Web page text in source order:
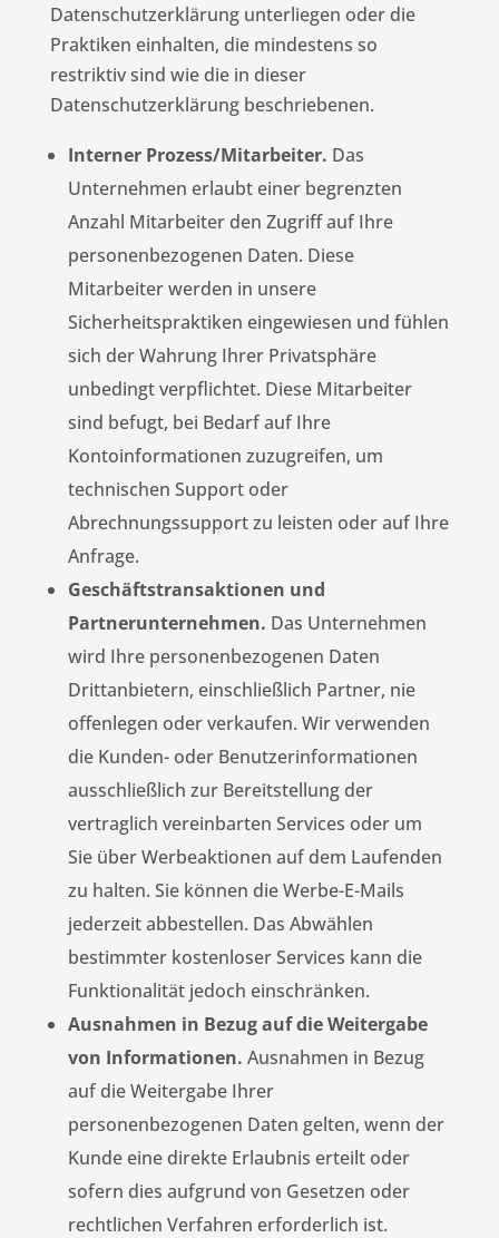
Datenschutzerklärung unterliegen oder die
Praktiken einhalten, die mindestens so
restriktiv sind wie die in dieser
Datenschutzerklärung beschriebenen.
Interner Prozess/Mitarbeiter. Das
Unternehmen erlaubt einer begrenzten
Anzahl Mitarbeiter den Zugriff auf Ihre
personenbezogenen Daten. Diese
Mitarbeiter werden in unsere
Sicherheitspraktiken eingewiesen und fühlen
sich der Wahrung Ihrer Privatsphäre
unbedingt verpflichtet. Diese Mitarbeiter
sind befugt, bei Bedarf auf Ihre
Kontoinformationen zuzugreifen, um
technischen Support oder
Abrechnungssupport zu leisten oder auf Ihre
Anfrage.
Geschäftstransaktionen und
Partnerunternehmen. Das Unternehmen
wird Ihre personenbezogenen Daten
Drittanbietern, einschließlich Partner, nie
offenlegen oder verkaufen. Wir verwenden
die Kunden- oder Benutzerinformationen
ausschließlich zur Bereitstellung der
vertraglich vereinbarten Services oder um
Sie über Werbeaktionen auf dem Laufenden
zu halten. Sie können die Werbe-E-Mails
jederzeit abbestellen. Das Abwählen
bestimmter kostenloser Services kann die
Funktionalität jedoch einschränken.
Ausnahmen in Bezug auf die Weitergabe
von Informationen. Ausnahmen in Bezug
auf die Weitergabe Ihrer
personenbezogenen Daten gelten, wenn der
Kunde eine direkte Erlaubnis erteilt oder
sofern dies aufgrund von Gesetzen oder
rechtlichen Verfahren erforderlich ist.